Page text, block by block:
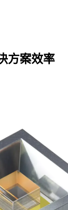
方案效率